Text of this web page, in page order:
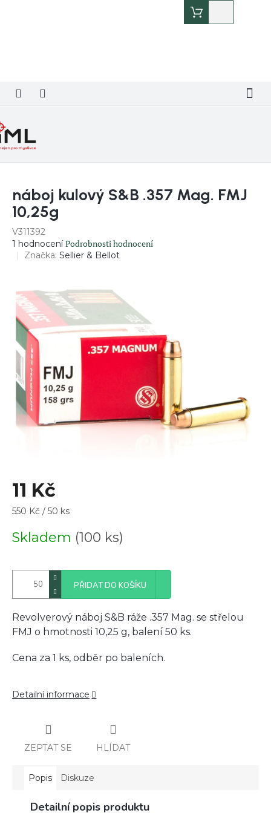
košík
náboj kulový S&B .357 Mag. FMJ
10,25g
V311392
Průměrné
hodnocení
5,0
z
hvězdiček.
1 hodnocení Podrobnosti hodnocení
Značka: Sellier & Bellot
11 Kč
Měrná
550 Kč / 50 ks
Skladem (100 ks)
PŘIDAT DO KOŠÍKU
Revolverový náboj S&B ráže .357 Mag. se střelou
FMJ o hmotnosti 10,25 g, balení 50 ks.
Cena za 1 ks, odběr po baleních.
Detailní informace
ZEPTAT SE HLÍDAT
Popis Diskuze
Detailní popis produktu